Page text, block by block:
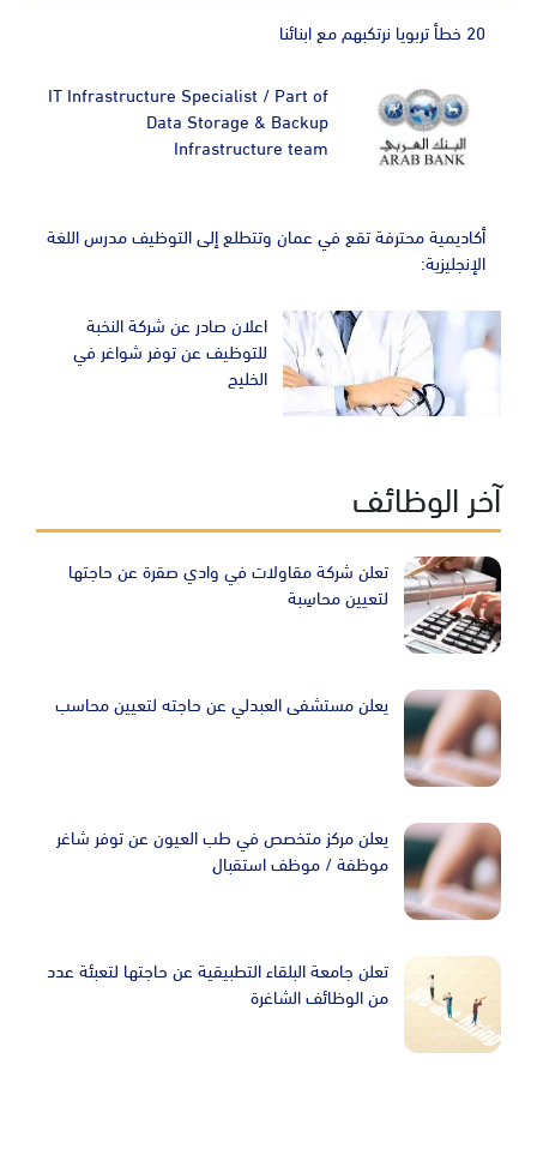
20 خطأ تربويا نرتكبهم مع ابنائنا
IT Infrastructure Specialist / Part of
Data Storage & Backup
Infrastructure team
أكاديمية محترفة تقع في عمان وتتطلع إلى التوظيف مدرس اللغة
الإنجليزية:
اعلان صادر عن شركة النخبة
للتوظيف عن توفر شواغر في
الخليج
آخر الوظائف
تعلن شركة مقاولات في وادي صقرة عن حاجتها
لتعيين محاسِبة
يعلن مستشفى العبدلي عن حاجته لتعيين محاسب
يعلن مركز متخصص في طب العيون عن توفر شاغر
موظفة / موظف استقبال
تعلن جامعة البلقاء التطبيقية عن حاجتها لتعبئة عدد
من الوظائف الشاغرة